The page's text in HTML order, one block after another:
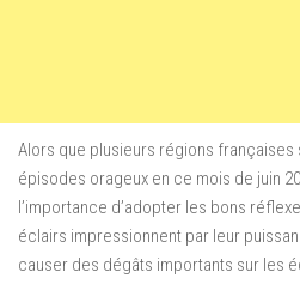
Alors que plusieurs régions françaises
épisodes orageux en ce mois de juin
l’importance d’adopter les bons
éclairs impressionnent par leur
causer des dégâts importants sur les